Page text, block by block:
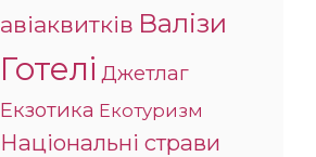
авіаквитків Валізи
Готелі Джетлаг
Екзотика Екотуризм
Національні страви